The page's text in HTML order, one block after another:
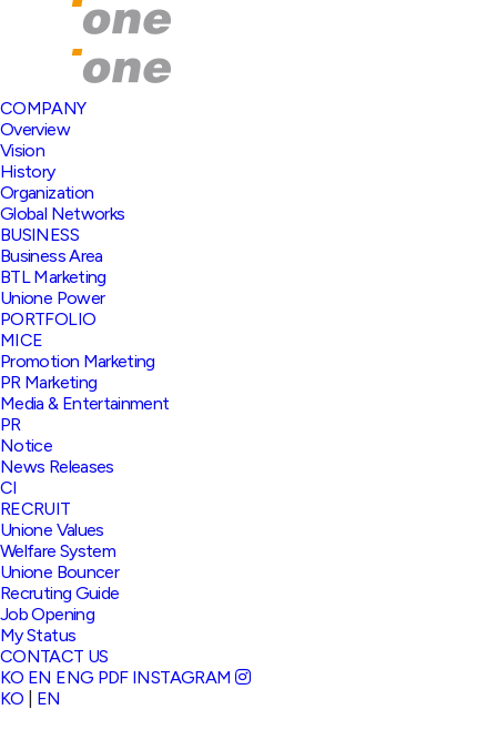
COMPANY
Overview
Vision
History
Organization
Global Networks
BUSINESS
Business Area
BTL Marketing
Unione Power
PORTFOLIO
MICE
Promotion Marketing
PR Marketing
Media & Entertainment
PR
Notice
News Releases
CI
RECRUIT
Unione Values
Welfare System
Unione Bouncer
Recruting Guide
Job Opening
My Status
CONTACT US
KO EN ENG PDF INSTAGRAM
KO
EN